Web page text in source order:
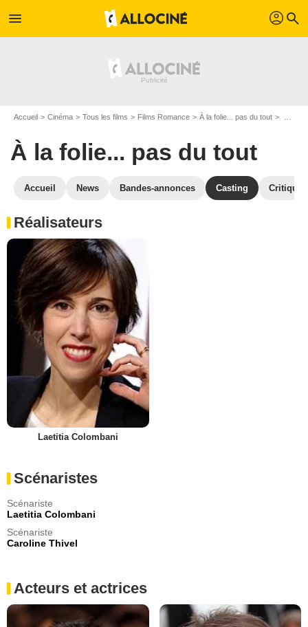
menu profil search
Accueil Cinéma Tous les films Films Romance À la folie... pas du tout
À la folie... pas du tout
Accueil News Bandes-annonces Casting
Réalisateurs
Laetitia Colombani
Scénaristes
Scénariste
Laetitia Colombani
Scénariste
Caroline Thivel
Acteurs et actrices